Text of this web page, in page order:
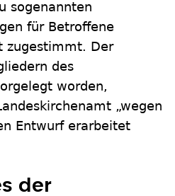
sogenannten
für Betroffene
zugestimmt. Der
des
worden,
„wegen
Entwurf erarbeitet
der